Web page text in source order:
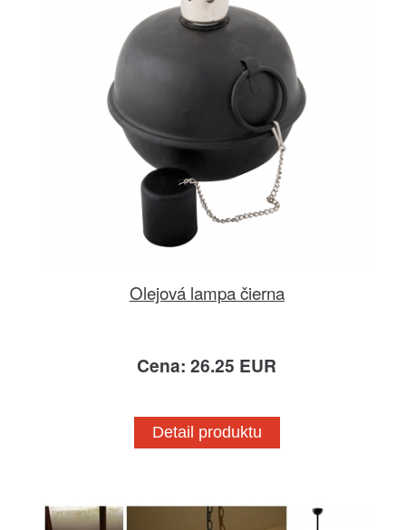
Olejová lampa čierna
Cena: 26.25 EUR
Detail produktu